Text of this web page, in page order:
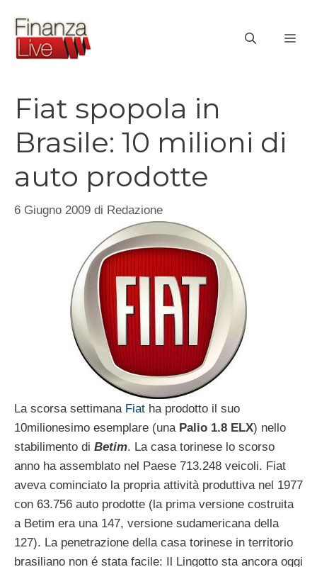
contenuto
Fiat spopola in
Brasile: 10 milioni di
auto prodotte
6 Giugno 2009 di Redazione
La scorsa settimana Fiat ha prodotto il suo
10milionesimo esemplare (una Palio 1.8 ELX) nello
stabilimento di Betim. La casa torinese lo scorso
anno ha assemblato nel Paese 713.248 veicoli. Fiat
aveva cominciato la propria attività produttiva nel 1977
con 63.756 auto prodotte (la prima versione costruita
a Betim era una 147, versione sudamericana della
127). La penetrazione della casa torinese in territorio
brasiliano non é stata facile: Il Lingotto sta ancora oggi